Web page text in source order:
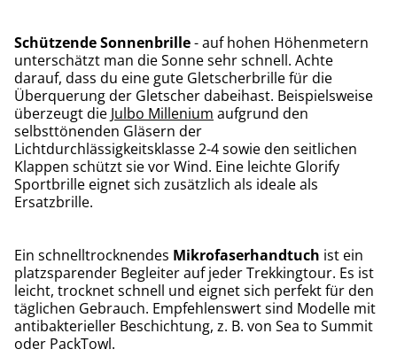
Schützende Sonnenbrille- auf hohen Höhenmetern
unterschätzt man die Sonne sehr schnell. Achte
darauf, dass du eine gute Gletscherbrille für die
Überquerung der Gletscher dabeihast. Beispielsweise
überzeugt die Julbo Millenium aufgrund den
selbsttönenden Gläsern der
Lichtdurchlässigkeitsklasse 2-4 sowie den seitlichen
Klappen schützt sie vor Wind. Eine leichte Glorify
Sportbrille eignet sich zusätzlich als ideale als
Ersatzbrille.
Ein schnelltrocknendes Mikrofaserhandtuch ist ein
platzsparender Begleiter auf jeder Trekkingtour. Es ist
leicht, trocknet schnell und eignet sich perfekt für den
täglichen Gebrauch. Empfehlenswert sind Modelle mit
antibakterieller Beschichtung, z. B. von Sea to Summit
oder PackTowl.